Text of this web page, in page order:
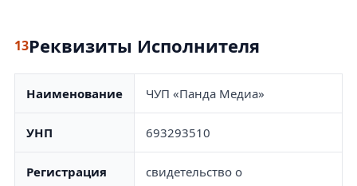
13Реквизиты Исполнителя
Наименование ЧУП «Панда Медиа»
УНП 693293510
Регистрация
свидетельство о